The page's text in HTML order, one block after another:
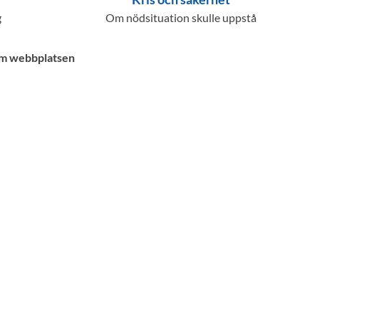
Om nödsituation skulle uppstå
webbplatsen